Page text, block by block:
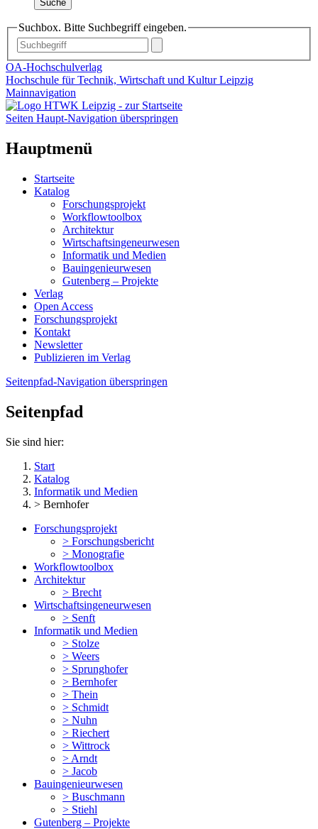
Suche
Suchbox. Bitte Suchbegriff eingeben.
OA-Hochschulverlag
Hochschule für Technik, Wirtschaft und Kultur Leipzig
Mainnavigation
Seiten Haupt-Navigation überspringen
Hauptmenü
Startseite
Katalog
Forschungsprojekt
Workflowtoolbox
Architektur
Wirtschaftsingeneurwesen
Informatik und Medien
Bauingenieurwesen
Gutenberg – Projekte
Verlag
Open Access
Forschungsprojekt
Kontakt
Newsletter
Publizieren im Verlag
Seitenpfad-Navigation überspringen
Seitenpfad
Sie sind hier:
Start
Katalog
Informatik und Medien
> Bernhofer
Forschungsprojekt
> Forschungsbericht
> Monografie
Workflowtoolbox
Architektur
> Brecht
Wirtschaftsingeneurwesen
> Senft
Informatik und Medien
> Stolze
> Weers
> Sprunghofer
> Bernhofer
> Thein
> Schmidt
> Nuhn
> Riechert
> Wittrock
> Arndt
> Jacob
Bauingenieurwesen
> Buschmann
> Stiehl
Gutenberg – Projekte